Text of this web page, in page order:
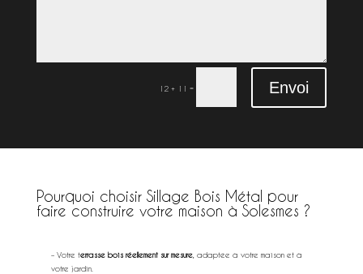
12 + 11 = Envoi
Pourquoi choisir Sillage Bois Métal pour
faire construire votre maison à Solesmes ?
– Votre terrasse bois réellement sur mesure, adaptée à votre maison et à
votre jardin.